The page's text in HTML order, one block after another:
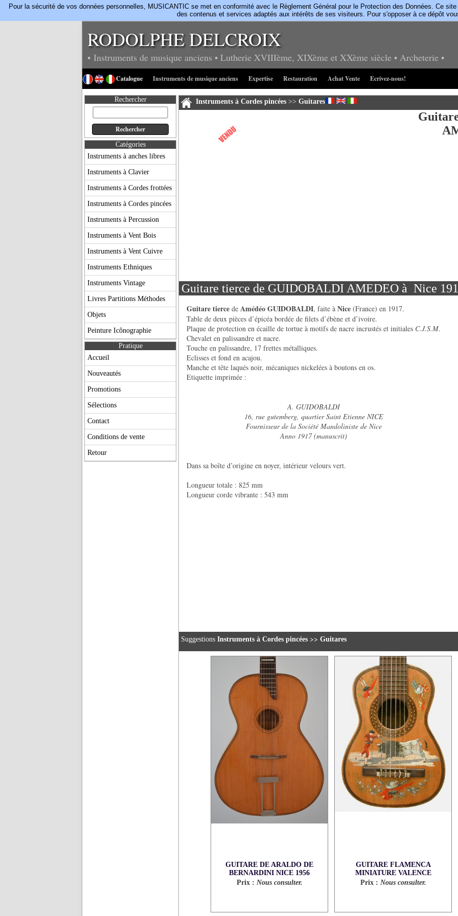
Pour la sécurité de vos données personnelles, MUSICANTIC se met en conformité avec le Règlement Général pour le Protection des Données. Ce
des contenus et services adaptés aux intérêts de ses visiteurs. Pour s'opposer à ce dépôt
RODOLPHE DELCROIX
• Instruments de musique anciens • Lutherie XVIIIème, XIXème et XXème siècle • Archeterie •
Catalogue Instruments de musique anciens Expertise Restauration Achat Vente Ecrivez-nous!
Rechercher
Catégories
Instruments à anches libres
Instruments à Clavier
Instruments à Cordes frottées
Instruments à Cordes pincées
Instruments à Percussion
Instruments à Vent Bois
Instruments à Vent Cuivre
Instruments Ethniques
Instruments Vintage
Livres Partitions Méthodes
Objets
Peinture Icônographie
Pratique
Accueil
Nouveautés
Promotions
Sélections
Contact
Conditions de vente
Retour
Instruments à Cordes pincées>> Guitares
Guitare tierce de GUIDOBALDI AMEDEO à Nice
Guitare tierce de Amédéo GUIDOBALDI, faite à Nice (France) en 1917.
Table de deux pièces d’épicéa bordée de filets d’ébène et d’ivoire.
Plaque de protection en écaille de tortue à motifs de nacre incrustés et initiales C.J.S.M.
Chevalet en palissandre et nacre.
Touche en palissandre, 17 frettes métalliques.
Eclisses et fond en acajou.
Manche et tête laqués noir, mécaniques nickelées à boutons en os.
Etiquette imprimée :
A. GUIDOBALDI
16, rue gutemberg, quartier Saint Etienne NICE
Fournisseur de la Société Mandoliniste de Nice
Anno 1917 (manuscrit)
Dans sa boîte d’origine en noyer, intérieur velours vert.
Longueur totale : 825 mm
Longueur corde vibrante : 543 mm
Suggestions Instruments à Cordes pincées >> Guitares
GUITARE DE ARALDO DE
BERNARDINI NICE 1956
Prix : Nous consulter.
GUITARE FLAMENCA
MINIATURE VALENCE
Prix : Nous consulter.